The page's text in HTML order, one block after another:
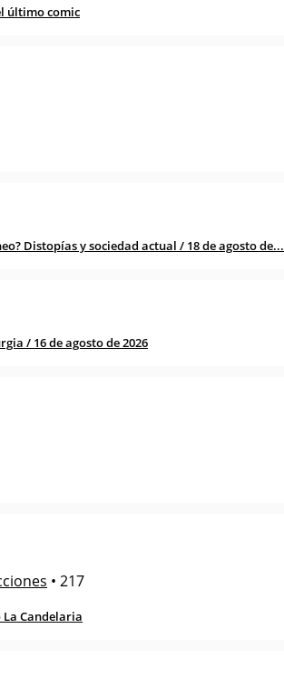
último comic
Distopías y sociedad actual / 18 de agosto de...
/ 16 de agosto de 2026
• 217
Candelaria